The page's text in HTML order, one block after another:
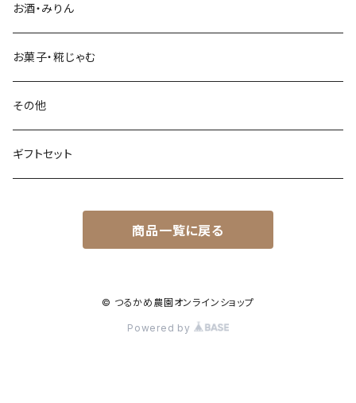
つるのお
ササシグレ
亀の尾
カミアカリ
お酒・みりん
お菓子・糀じゃむ
その他
ギフトセット
商品一覧に戻る
© つるかめ農園オンラインショップ
Powered by